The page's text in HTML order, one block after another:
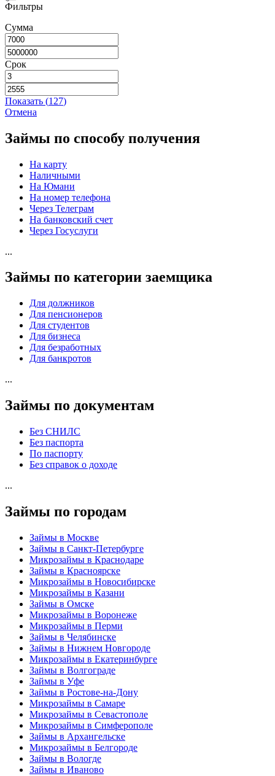
Фильтры
Сумма
Срок
Показать (127)
Отмена
Займы по способу получения
На карту
Наличными
На Юмани
На номер телефона
Через Телеграм
На банковский счет
Через Госуслуги
...
Займы по категории заемщика
Для должников
Для пенсионеров
Для студентов
Для бизнеса
Для безработных
Для банкротов
...
Займы по документам
Без СНИЛС
Без паспорта
По паспорту
Без справок о доходе
...
Займы по городам
Займы в Москве
Займы в Санкт-Петербурге
Микрозаймы в Краснодаре
Займы в Красноярске
Микрозаймы в Новосибирске
Микрозаймы в Казани
Займы в Омске
Микрозаймы в Воронеже
Микрозаймы в Перми
Займы в Челябинске
Займы в Нижнем Новгороде
Микрозаймы в Екатеринбурге
Займы в Волгограде
Займы в Уфе
Займы в Ростове-на-Дону
Микрозаймы в Самаре
Микрозаймы в Севастополе
Микрозаймы в Симферополе
Займы в Архангельске
Микрозаймы в Белгороде
Займы в Вологде
Займы в Иваново